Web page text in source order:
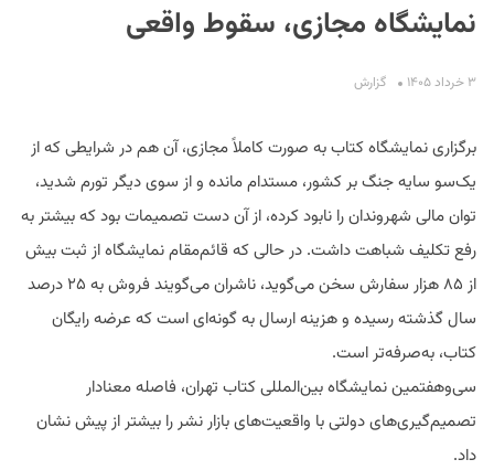
نمایشگاه مجازی، سقوط واقعی
۳ خرداد ۱۴۰۵ گزارش
برگزاری نمایشگاه کتاب به صورت کاملاً مجازی، آن هم در شرایطی که از
یک‌سو سایه جنگ بر کشور، مستدام مانده و از سوی دیگر تورم شدید،
توان مالی شهروندان را نابود کرده، از آن دست تصمیمات بود که بیشتر به
رفع تکلیف شباهت داشت. در حالی که قائم‌مقام نمایشگاه از ثبت بیش
از ۸۵ هزار سفارش سخن می‌گوید، ناشران می‌گویند فروش به ۲۵ درصد
سال گذشته رسیده و هزینه ارسال به گونه‌ای است که عرضه رایگان
کتاب، به‌صرفه‌تر است.
سی‌وهفتمین نمایشگاه بین‌المللی کتاب تهران، فاصله معنادار
تصمیم‌گیری‌های دولتی با واقعیت‌های بازار نشر را بیشتر از پیش نشان
داد.